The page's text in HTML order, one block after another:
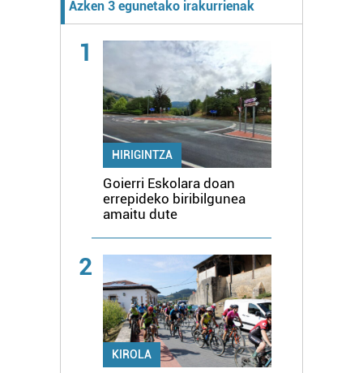
Azken 3 egunetako irakurrienak
1
HIRIGINTZA
Goierri Eskolara doan
errepideko biribilgunea
amaitu dute
2
KIROLA